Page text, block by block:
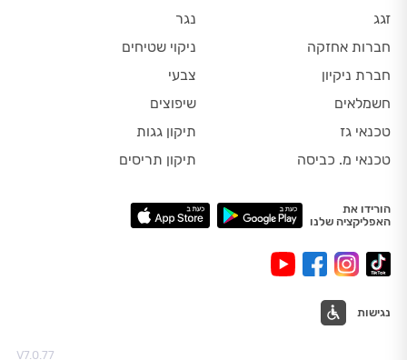
זגג
חברות אחזקה
חברת ניקיון
חשמלאים
טכנאי גז
טכנאי מ. כביסה
נגר
ניקוי שטיחים
צבעי
שיפוצים
תיקון גגות
תיקון תריסים
הורידו את
האפליקציה שלנו
נגישות
V7.0.77